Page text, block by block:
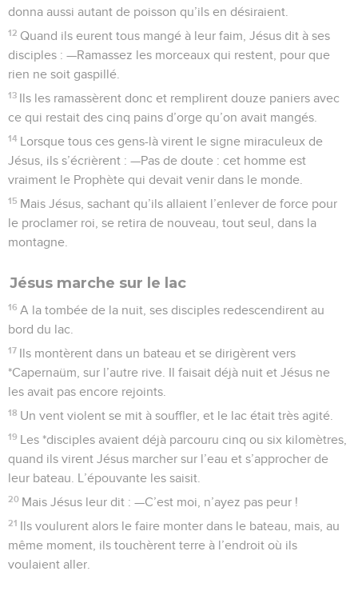
donna aussi autant de poisson qu’ils en désiraient.
12 Quand ils eurent tous mangé à leur faim, Jésus dit à ses
disciples : —Ramassez les morceaux qui restent, pour que
rien ne soit gaspillé.
13 Ils les ramassèrent donc et remplirent douze paniers avec
ce qui restait des cinq pains d’orge qu’on avait mangés.
14 Lorsque tous ces gens-là virent le signe miraculeux de
Jésus, ils s’écrièrent : —Pas de doute : cet homme est
vraiment le Prophète qui devait venir dans le monde.
15 Mais Jésus, sachant qu’ils allaient l’enlever de force pour
le proclamer roi, se retira de nouveau, tout seul, dans la
montagne.
Jésus marche sur le lac
16 A la tombée de la nuit, ses disciples redescendirent au
bord du lac.
17 Ils montèrent dans un bateau et se dirigèrent vers
*Capernaüm, sur l’autre rive. Il faisait déjà nuit et Jésus ne
les avait pas encore rejoints.
18 Un vent violent se mit à souffler, et le lac était très agité.
19 Les *disciples avaient déjà parcouru cinq ou six kilomètres,
quand ils virent Jésus marcher sur l’eau et s’approcher de
leur bateau. L’épouvante les saisit.
20 Mais Jésus leur dit : —C’est moi, n’ayez pas peur !
21 Ils voulurent alors le faire monter dans le bateau, mais, au
même moment, ils touchèrent terre à l’endroit où ils
voulaient aller.